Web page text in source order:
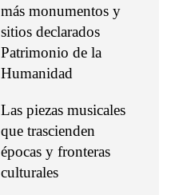
más monumentos y
sitios declarados
Patrimonio de la
Humanidad
Las piezas musicales
que trascienden
épocas y fronteras
culturales